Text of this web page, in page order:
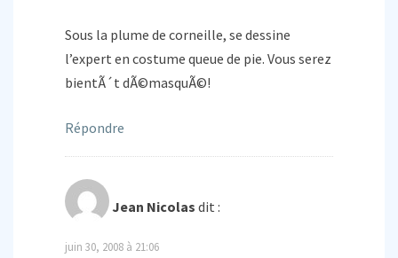
Sous la plume de corneille, se dessine
l’expert en costume queue de pie. Vous serez
bientÃ´t dÃ©masquÃ©!
Répondre
Jean Nicolas dit :
juin 30, 2008 à 21:06